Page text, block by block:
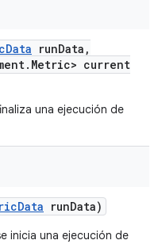
Data runData ,
. Metric> current
una ejecución de
Data runData)
inicia una ejecución de